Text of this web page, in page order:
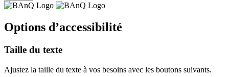
Options d’accessibilité
Taille du texte
Ajustez la taille du texte à vos besoins avec les boutons suivants.